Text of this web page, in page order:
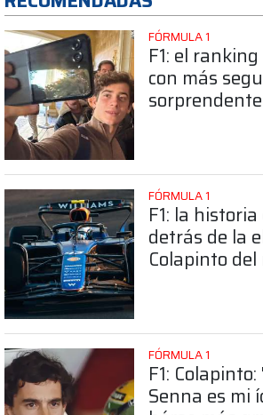
FÓRMULA 1
F1: el
con más
FÓRMULA 1
F1: la
detrás de la
Colapinto
FÓRMULA 1
F1:
Senna es mi